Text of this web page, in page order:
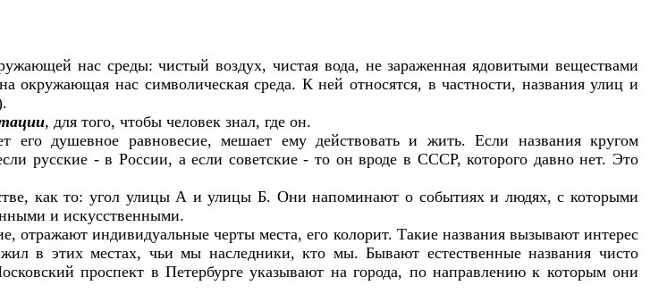
нас среды: чистый воздух, чистая вода, не зараженная ядовитыми веществами
окружающая нас символическая среда. К ней относятся, в частности, названия улиц и
, для того, чтобы человек знал, где он.
его душевное равновесие, мешает ему действовать и жить. Если названия кругом
русские - в России, а если советские - то он вроде в СССР, которого давно нет. Это
как то: угол улицы А и улицы Б. Они напоминают о событиях и людях, с которыми
и искусственными.
отражают индивидуальные черты места, его колорит. Такие названия вызывают интерес
в этих местах, чьи мы наследники, кто мы. Бывают естественные названия чисто
проспект в Петербурге указывают на города, по направлению к которым они